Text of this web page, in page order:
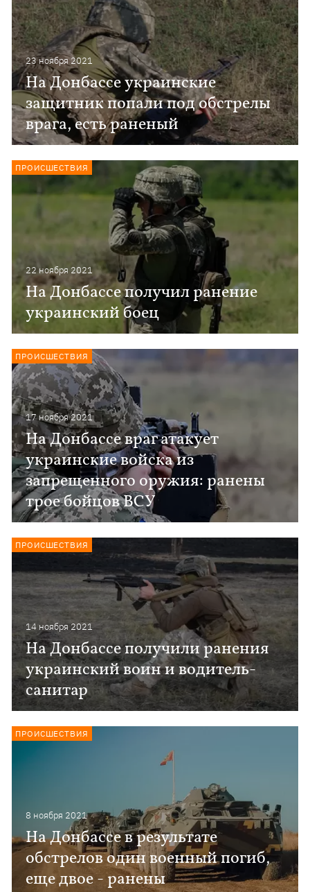
23 ноября 2021
На Донбассе украинские
защитник попали под обстрелы
врага, есть раненый
22 ноября 2021
На Донбассе получил ранение
украинский боец
ПРОИСШЕСТВИЯ
17 ноября 2021
На Донбассе враг атакует
украинские войска из
запрещенного оружия: ранены
трое бойцов ВСУ
ПРОИСШЕСТВИЯ
14 ноября 2021
На Донбассе получили ранения
украинский воин и водитель-
санитар
ПРОИСШЕСТВИЯ
8 ноября 2021
На Донбассе в результате
обстрелов один военный погиб,
еще двое - ранены
ПРОИСШЕСТВИЯ